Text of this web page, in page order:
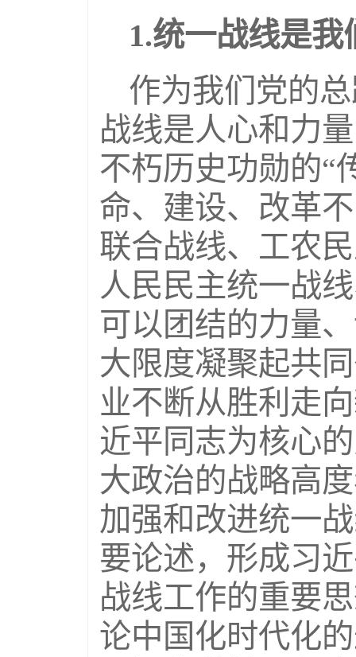
1.统一战线是
作为我们党的
战线是人心和力
不朽历史功勋的“
命、建设、改革
联合战线、工农
人民民主统一战
可以团结的力量
大限度凝聚起共
业不断从胜利走
近平同志为核心
大政治的战略高
加强和改进统一
要论述，形成习
战线工作的重要
论中国化时代化